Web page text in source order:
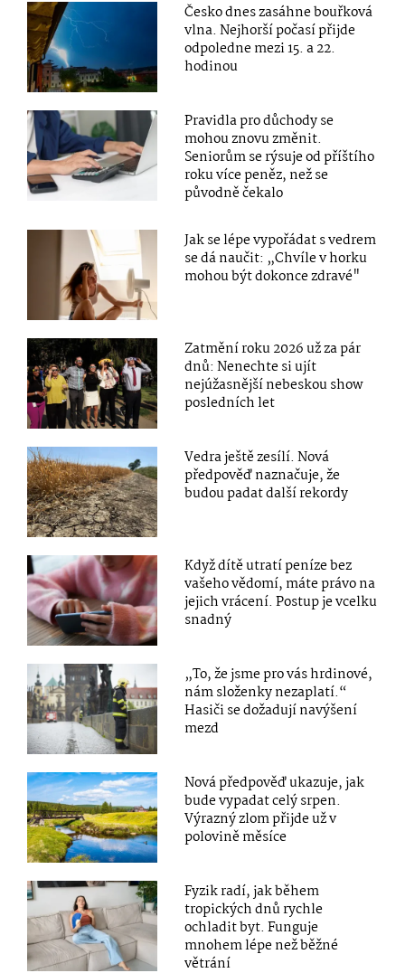
Česko dnes zasáhne bouřková
vlna. Nejhorší počasí přijde
odpoledne mezi 15. a 22.
hodinou
Pravidla pro důchody se
mohou znovu změnit.
Seniorům se rýsuje od příštího
roku více peněz, než se
původně čekalo
Jak se lépe vypořádat s vedrem
se dá naučit: „Chvíle v horku
mohou být dokonce zdravé"
Zatmění roku 2026 už za pár
dnů: Nenechte si ujít
nejúžasnější nebeskou show
posledních let
Vedra ještě zesílí. Nová
předpověď naznačuje, že
budou padat další rekordy
Když dítě utratí peníze bez
vašeho vědomí, máte právo na
jejich vrácení. Postup je vcelku
snadný
„To, že jsme pro vás hrdinové,
nám složenky nezaplatí.“
Hasiči se dožadují navýšení
mezd
Nová předpověď ukazuje, jak
bude vypadat celý srpen.
Výrazný zlom přijde už v
polovině měsíce
Fyzik radí, jak během
tropických dnů rychle
ochladit byt. Funguje
mnohem lépe než běžné
větrání